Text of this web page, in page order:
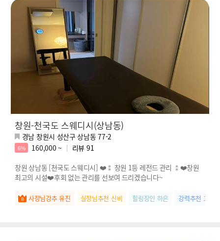
창원-천국도 스웨디시(상남동)
경남 창원시 성산구 상남동 77-2
6% 160,000 ~ 리뷰 91
창원 상남동 [천국도 스웨디시] ❤️⁑ 창원 1등 레전드 관리 ⁑❤️창원
최고의 시설❤️후회 없는 관리를 선보여 드리겠습니다~
사장님강추 유진 실장님추천 신비 힐링장인 하은 강력추천 고은